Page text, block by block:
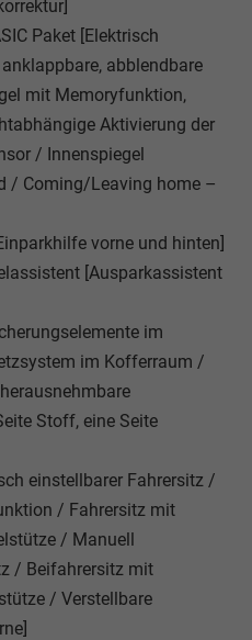
Paket [Elektrisch
abblendbare
mit Memoryfunktion,
Aktivierung der
/ Innenspiegel
/ Coming/Leaving home –
vorne und hinten]
[Ausparkassistent
im
im Kofferraum /
Stoff, eine Seite
einstellbarer Fahrersitz /
/ Fahrersitz mit
/ Manuell
/ Beifahrersitz mit
/ Verstellbare